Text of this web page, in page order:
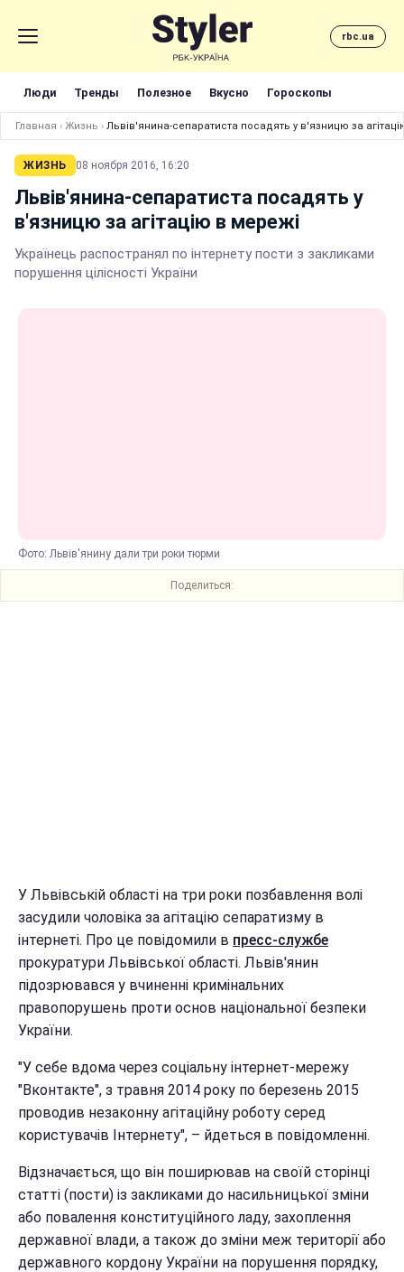
rbc.ua
Люди Тренды Полезное Вкусно Гороскопы
Главная › Жизнь › Львів'янина-сепаратиста посадять у в'язницю за
ЖИЗНЬ 08 ноября 2016, 16:20
Львів'янина-сепаратиста посадять у
в'язницю за агітацію в мережі
Українець распостранял по інтернету пости з закликами
порушення цілісності України
Фото: Львів'янину дали три роки тюрми
Поделиться:
У Львівській області на три роки позбавлення волі
засудили чоловіка за агітацію сепаратизму в
інтернеті. Про це повідомили в пресс-службе
прокуратури Львівської області. Львів'янин
підозрювався у вчиненні кримінальних
правопорушень проти основ національної безпеки
України.
"У себе вдома через соціальну інтернет-мережу
"Вконтакте", з травня 2014 року по березень 2015
проводив незаконну агітаційну роботу серед
користувачів Інтернету", – йдеться в повідомленні.
Відзначається, що він поширював на своїй сторінці
статті (пости) із закликами до насильницької зміни
або повалення конституційного ладу, захоплення
державної влади, а також до зміни меж території або
державного кордону України на порушення порядку,